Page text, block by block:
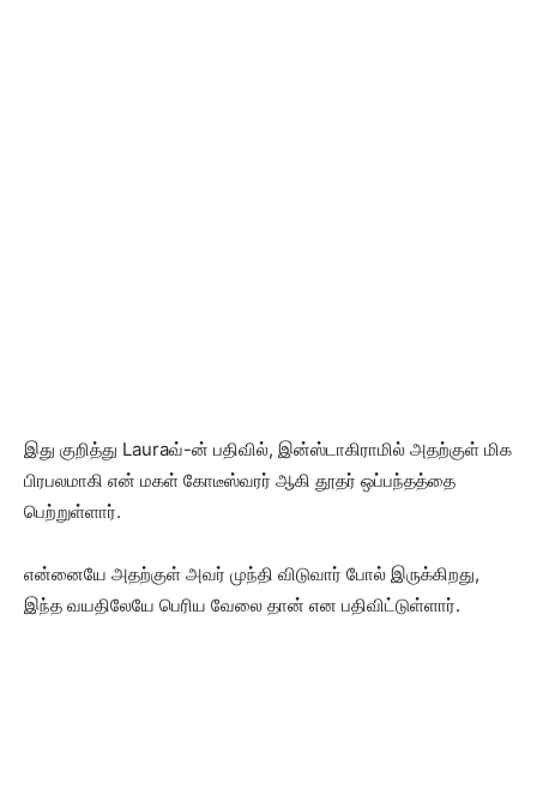
இது குறித்து Lauraவ்-ன் பதிவில், இன்ஸ்டாகிராமில் அதற்குள் மிக
பிரபலமாகி என் மகள் கோடீஸ்வரர் ஆகி தூதர் ஒப்பந்தத்தை
பெற்றுள்ளார்.
என்னையே அதற்குள் அவர் முந்தி விடுவார் போல் இருக்கிறது,
இந்த வயதிலேயே பெரிய வேலை தான் என பதிவிட்டுள்ளார்.